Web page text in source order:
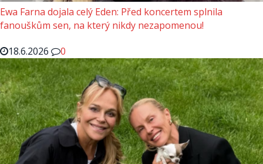
Ewa Farna dojala celý Eden: Před koncertem splnila
fanouškům sen, na který nikdy nezapomenou!
18.6.2026
0